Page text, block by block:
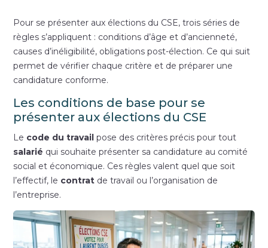
Pour se présenter aux élections du CSE, trois séries de
règles s’appliquent : conditions d’âge et d’ancienneté,
causes d’inéligibilité, obligations post-élection. Ce qui suit
permet de vérifier chaque critère et de préparer une
candidature conforme.
Les conditions de base pour se
présenter aux élections du CSE
Le code du travail pose des critères précis pour tout
salarié qui souhaite présenter sa candidature au comité
social et économique. Ces règles valent quel que soit
l’effectif, le contrat de travail ou l’organisation de
l’entreprise.